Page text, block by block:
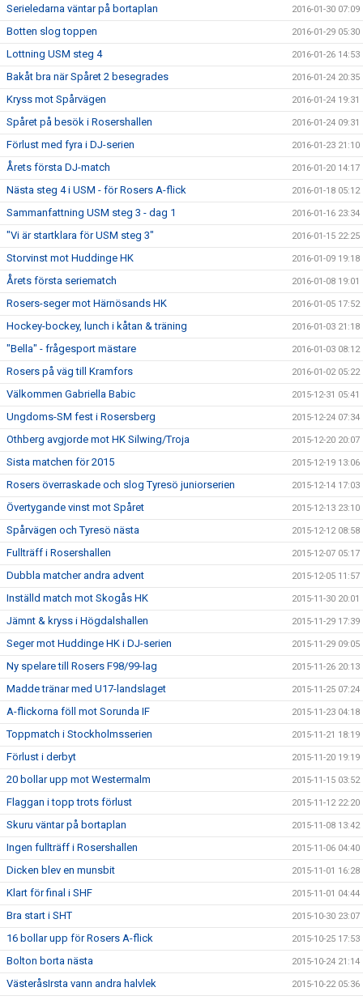
Serieledarna väntar på bortaplan 2016-01-30 07:09
Botten slog toppen 2016-01-29 05:30
Lottning USM steg 4 2016-01-26 14:53
Bakåt bra när Spåret 2 besegrades 2016-01-24 20:35
Kryss mot Spårvägen 2016-01-24 19:31
Spåret på besök i Rosershallen 2016-01-24 09:31
Förlust med fyra i DJ-serien 2016-01-23 21:10
Årets första DJ-match 2016-01-20 14:17
Nästa steg 4 i USM - för Rosers A-flick 2016-01-18 05:12
Sammanfattning USM steg 3 - dag 1 2016-01-16 23:34
"Vi är startklara för USM steg 3" 2016-01-15 22:25
Storvinst mot Huddinge HK 2016-01-09 19:18
Årets första seriematch 2016-01-08 19:01
Rosers-seger mot Härnösands HK 2016-01-05 17:52
Hockey-bockey, lunch i kåtan & träning 2016-01-03 21:18
"Bella" - frågesport mästare 2016-01-03 08:12
Rosers på väg till Kramfors 2016-01-02 05:22
Välkommen Gabriella Babic 2015-12-31 05:41
Ungdoms-SM fest i Rosersberg 2015-12-24 07:34
Othberg avgjorde mot HK Silwing/Troja 2015-12-20 20:07
Sista matchen för 2015 2015-12-19 13:06
Rosers överraskade och slog Tyresö juniorserien 2015-12-14 17:03
Övertygande vinst mot Spåret 2015-12-13 23:10
Spårvägen och Tyresö nästa 2015-12-12 08:58
Fullträff i Rosershallen 2015-12-07 05:17
Dubbla matcher andra advent 2015-12-05 11:57
Inställd match mot Skogås HK 2015-11-30 20:01
Jämnt & kryss i Högdalshallen 2015-11-29 17:39
Seger mot Huddinge HK i DJ-serien 2015-11-29 09:05
Ny spelare till Rosers F98/99-lag 2015-11-26 20:13
Madde tränar med U17-landslaget 2015-11-25 07:24
A-flickorna föll mot Sorunda IF 2015-11-23 04:18
Toppmatch i Stockholmsserien 2015-11-21 18:19
Förlust i derbyt 2015-11-20 19:19
20 bollar upp mot Westermalm 2015-11-15 03:52
Flaggan i topp trots förlust 2015-11-12 22:20
Skuru väntar på bortaplan 2015-11-08 13:42
Ingen fullträff i Rosershallen 2015-11-06 04:40
Dicken blev en munsbit 2015-11-01 16:28
Klart för final i SHF 2015-11-01 04:44
Bra start i SHT 2015-10-30 23:07
16 bollar upp för Rosers A-flick 2015-10-25 17:53
Bolton borta nästa 2015-10-24 21:14
VästeråsIrsta vann andra halvlek 2015-10-22 05:36